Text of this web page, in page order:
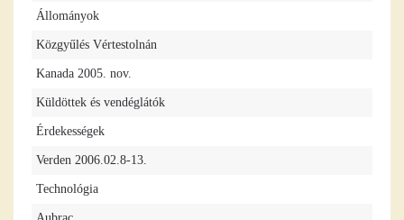
Állományok
Közgyűlés Vértestolnán
Kanada 2005. nov.
Küldöttek és vendéglátók
Érdekességek
Verden 2006.02.8-13.
Technológia